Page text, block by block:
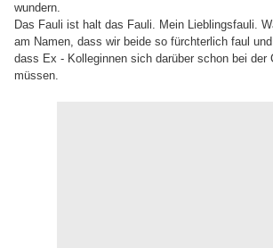
wundern.
Das Fauli ist halt das Fauli. Mein Lieblingsfauli.
am Namen, dass wir beide so fürchterlich faul
dass Ex - Kolleginnen sich darüber schon bei der
müssen.